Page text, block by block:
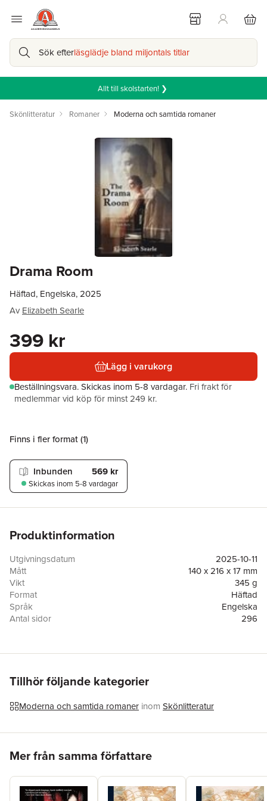
Sök efterläsglädje bland miljontals titlar
Allt till skolstarten! ❯
Skönlitteratur Romaner Moderna och samtida romaner
Drama Room
Häftad, Engelska, 2025
Av Elizabeth Searle
399 kr
Lägg i varukorg
Beställningsvara.Skickas inom 5-8 vardagar. Fri frakt för
medlemmar vid köp för minst 249 kr.
Finns i fler format (1)
Inbunden 569 kr
Skickas inom 5-8 vardagar
Produktinformation
Utgivningsdatum
2025-10-11
Mått
140 x 216 x 17 mm
Vikt
345 g
Format
Häftad
Språk
Engelska
Antal sidor
296
Tillhör följande kategorier
Moderna och samtida romaner inom Skönlitteratur
Mer från samma författare